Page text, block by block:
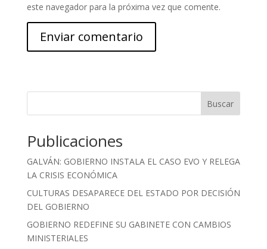
este navegador para la próxima vez que comente.
Buscar
Publicaciones
GALVÁN: GOBIERNO INSTALA EL CASO EVO Y RELEGA
LA CRISIS ECONÓMICA
CULTURAS DESAPARECE DEL ESTADO POR DECISIÓN
DEL GOBIERNO
GOBIERNO REDEFINE SU GABINETE CON CAMBIOS
MINISTERIALES